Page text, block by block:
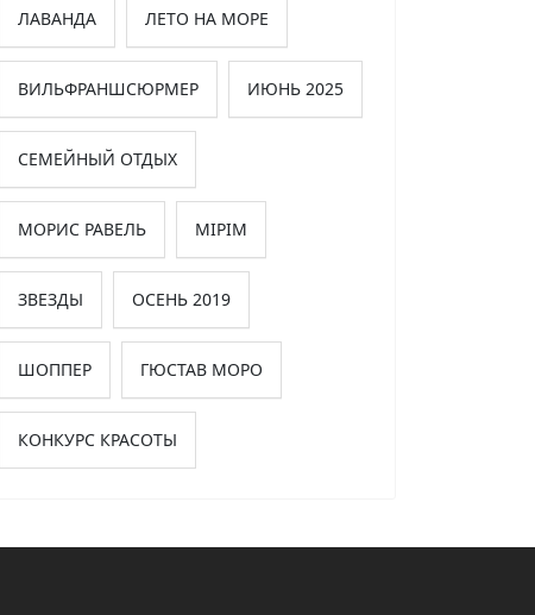
ЛАВАНДА ЛЕТО НА МОРЕ
ВИЛЬФРАНШСЮРМЕР ИЮНЬ 2025
СЕМЕЙНЫЙ ОТДЫХ
МОРИС РАВЕЛЬ MIPIM
ЗВЕЗДЫ ОСЕНЬ 2019
ШОППЕР ГЮСТАВ МОРО
КОНКУРС КРАСОТЫ